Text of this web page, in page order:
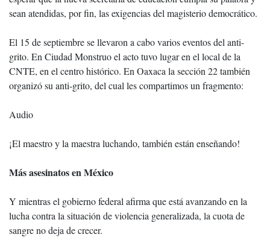
sean atendidas, por fin, las exigencias del magisterio democrático.
El 15 de septiembre se llevaron a cabo varios eventos del anti-
grito. En Ciudad Monstruo el acto tuvo lugar en el local de la
CNTE, en el centro histórico. En Oaxaca la sección 22 también
organizó su anti-grito, del cual les compartimos un fragmento:
Audio
¡El maestro y la maestra luchando, también están enseñando!
Más asesinatos en México
Y mientras el gobierno federal afirma que está avanzando en la
lucha contra la situación de violencia generalizada, la cuota de
sangre no deja de crecer.